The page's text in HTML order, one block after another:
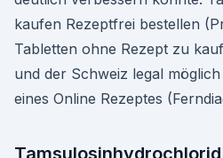
kaufen Rezeptfrei bestellen
Tabletten ohne Rezept zu
und der Schweiz legal
eines Online Rezeptes